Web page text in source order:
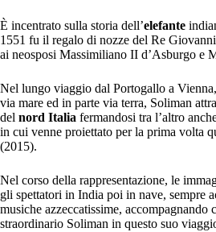
È incentrato sulla storia dell’elefante
1551 fu il regalo di nozze del Re
ai neosposi Massimiliano II d’Asburgo e
Nel lungo viaggio dal Portogallo a
via mare ed in parte via terra, Soliman
del nord Italia fermandosi tra l’altro
in cui venne proiettato per la prima volta
(2015).
Nel corso della rappresentazione, le
gli spettatori in India poi in nave, sempre
musiche azzeccatissime, accompagnando
straordinario Soliman in questo suo